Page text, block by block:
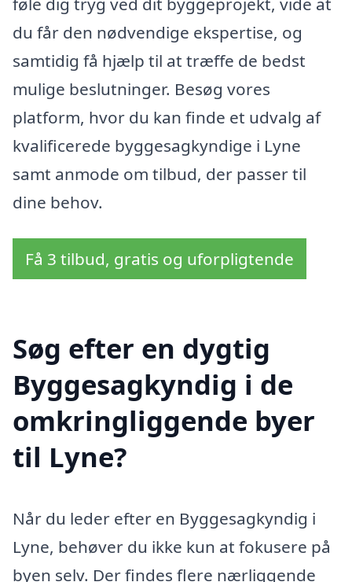
du får den nødvendige ekspertise, og
samtidig få hjælp til at træffe de bedst
mulige beslutninger. Besøg vores
platform, hvor du kan finde et udvalg af
kvalificerede byggesagkyndige i Lyne
samt anmode om tilbud, der passer til
dine behov.
Få 3 tilbud, gratis og uforpligtende
Søg efter en dygtig
Byggesagkyndig i de
omkringliggende byer
til Lyne?
Når du leder efter en Byggesagkyndig i
Lyne, behøver du ikke kun at fokusere på
byen selv. Der findes flere nærliggende